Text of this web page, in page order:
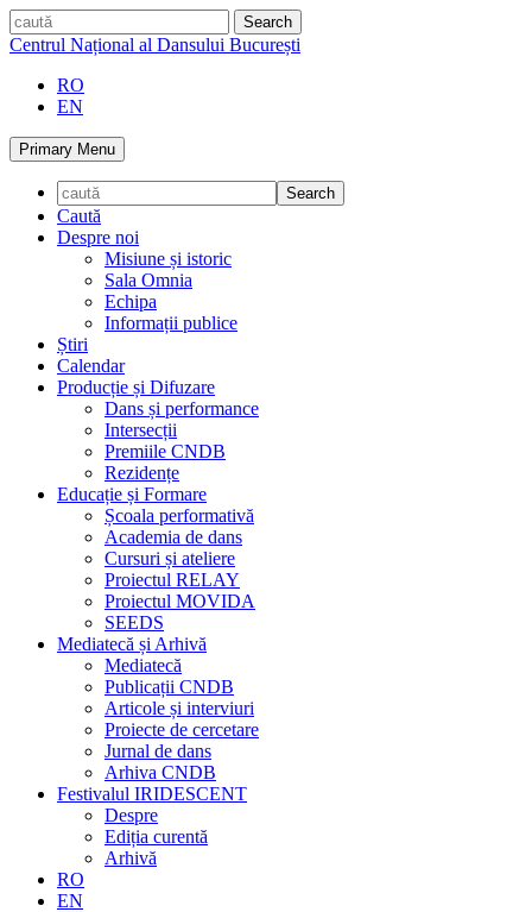
Skip
to
caută
Centrul Național al Dansului București
RO
EN
Primary Menu
Caută
Despre noi
Misiune și istoric
Sala Omnia
Echipa
Informații publice
Știri
Calendar
Producție și Difuzare
Dans și performance
Intersecții
Premiile CNDB
Rezidențe
Educație și Formare
Școala performativă
Academia de dans
Cursuri și ateliere
Proiectul RELAY
Proiectul MOVIDA
SEEDS
Mediatecă și Arhivă
Mediatecă
Publicații CNDB
Articole și interviuri
Proiecte de cercetare
Jurnal de dans
Arhiva CNDB
Festivalul IRIDESCENT
Despre
Ediția curentă
Arhivă
RO
EN